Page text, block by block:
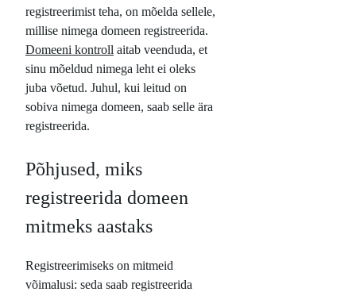
registreerimist teha, on mõelda sellele,
millise nimega domeen registreerida.
Domeeni kontroll aitab veenduda, et
sinu mõeldud nimega leht ei oleks
juba võetud. Juhul, kui leitud on
sobiva nimega domeen, saab selle ära
registreerida.
Põhjused, miks
registreerida domeen
mitmeks aastaks
Registreerimiseks on mitmeid
võimalusi: seda saab registreerida